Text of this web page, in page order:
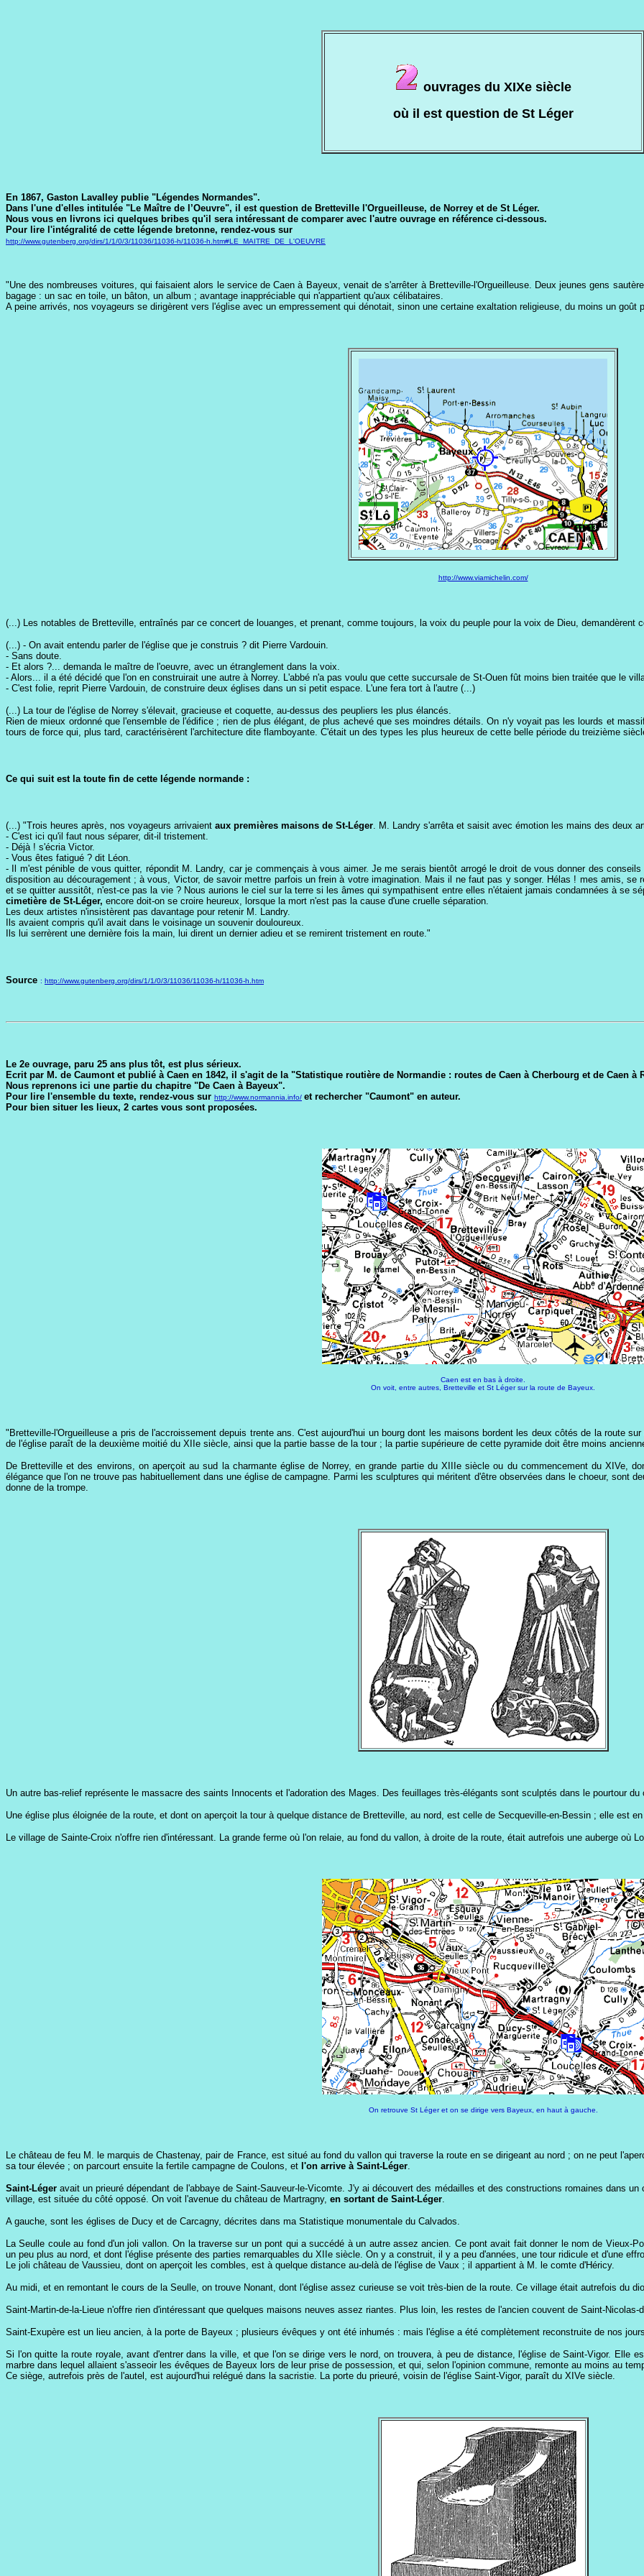
ouvrages du XIXe siècle
où il est question de St Léger
En 1867, Gaston Lavalley publie "Légendes Normandes".
Dans l'une d'elles intitulée "Le Maître de l’Oeuvre", il est question de Bretteville l'Orgueilleuse, de Norrey et de St Léger.
Nous vous en livrons ici quelques bribes qu'il sera intéressant de comparer avec l'autre ouvrage en référence ci-dessous.
Pour lire l'intégralité de cette légende bretonne, rendez-vous sur
http://www.gutenberg.org/dirs/1/1/0/3/11036/11036-h/11036-h.htm#LE_MAITRE_DE_L'OEUVRE
"Une des nombreuses voitures, qui faisaient alors le service de Caen à Bayeux, venait de s'arrêter à Bretteville-l'Orgueilleuse. Deux jeunes gens
bagage : un sac en toile, un bâton, un album ; avantage inappréciable qui n'appartient qu'aux célibataires.
A peine arrivés, nos voyageurs se dirigèrent vers l'église avec un empressement qui dénotait, sinon une certaine exaltation religieuse, du moins un goût
http://www.viamichelin.com/
(...) Les notables de Bretteville, entraînés par ce concert de louanges, et prenant, comme toujours, la voix du peuple pour la voix de Dieu, demandèrent
(...) - On avait entendu parler de l'église que je construis ? dit Pierre Vardouin.
- Sans doute.
- Et alors ?... demanda le maître de l'oeuvre, avec un étranglement dans la voix.
- Alors... il a été décidé que l'on en construirait une autre à Norrey. L'abbé n'a pas voulu que cette succursale de St-Ouen fût moins bien traitée que le
- C'est folie, reprit Pierre Vardouin, de construire deux églises dans un si petit espace. L'une fera tort à l'autre (...)
(...) La tour de l'église de Norrey s'élevait, gracieuse et coquette, au-dessus des peupliers les plus élancés.
Rien de mieux ordonné que l'ensemble de l'édifice ; rien de plus élégant, de plus achevé que ses moindres détails. On n'y voyait pas les lourds et
tours de force qui, plus tard, caractérisèrent l'architecture dite flamboyante. C'était un des types les plus heureux de cette belle période du treizième
Ce qui suit est la toute fin de cette légende normande :
(...) "Trois heures après, nos voyageurs arrivaient aux premières maisons de St-Léger. M. Landry s'arrêta et saisit avec émotion les mains des deux
- C'est ici qu'il faut nous séparer, dit-il tristement.
- Déjà ! s'écria Victor.
- Vous êtes fatigué ? dit Léon.
- Il m'est pénible de vous quitter, répondit M. Landry, car je commençais à vous aimer. Je me serais bientôt arrogé le droit de vous donner des
disposition au découragement ; à vous, Victor, de savoir mettre parfois un frein à votre imagination. Mais il ne faut pas y songer. Hélas ! mes amis, se
et se quitter aussitôt, n'est-ce pas la vie ? Nous aurions le ciel sur la terre si les âmes qui sympathisent entre elles n'étaient jamais condamnées à se
cimetière de St-Léger, encore doit-on se croire heureux, lorsque la mort n'est pas la cause d'une cruelle séparation.
Les deux artistes n'insistèrent pas davantage pour retenir M. Landry.
Ils avaient compris qu'il avait dans le voisinage un souvenir douloureux.
Ils lui serrèrent une dernière fois la main, lui dirent un dernier adieu et se remirent tristement en route."
Source : http://www.gutenberg.org/dirs/1/1/0/3/11036/11036-h/11036-h.htm
Le 2e ouvrage, paru 25 ans plus tôt, est plus sérieux.
Ecrit par M. de Caumont et publié à Caen en 1842, il s'agit de la "Statistique routière de Normandie : routes de Caen à Cherbourg et de Caen à
Nous reprenons ici une partie du chapitre "De Caen à Bayeux".
Pour lire l'ensemble du texte, rendez-vous sur http://www.normannia.info/ et rechercher "Caumont" en auteur.
Pour bien situer les lieux, 2 cartes vous sont proposées.
Caen est en bas à droite.
On voit, entre autres, Bretteville et St Léger sur la route de Bayeux.
"Bretteville-l'Orgueilleuse a pris de l'accroissement depuis trente ans. C'est aujourd'hui un bourg dont les maisons bordent les deux côtés de la route
de l'église paraît de la deuxième moitié du XIIe siècle, ainsi que la partie basse de la tour ; la partie supérieure de cette pyramide doit être moins
De Bretteville et des environs, on aperçoit au sud la charmante église de Norrey, en grande partie du XIIIe siècle ou du commencement du XIVe,
élégance que l'on ne trouve pas habituellement dans une église de campagne. Parmi les sculptures qui méritent d'être observées dans le choeur, sont
donne de la trompe.
Un autre bas-relief représente le massacre des saints Innocents et l'adoration des Mages. Des feuillages très-élégants sont sculptés dans le pourtour du
Une église plus éloignée de la route, et dont on aperçoit la tour à quelque distance de Bretteville, au nord, est celle de Secqueville-en-Bessin ; elle est
Le village de Sainte-Croix n'offre rien d'intéressant. La grande ferme où l'on relaie, au fond du vallon, à droite de la route, était autrefois une auberge où
On retrouve St Léger et on se dirige vers Bayeux, en haut à gauche.
Le château de feu M. le marquis de Chastenay, pair de France, est situé au fond du vallon qui traverse la route en se dirigeant au nord ; on ne peut
sa tour élevée ; on parcourt ensuite la fertile campagne de Coulons, et l'on arrive à Saint-Léger.
Saint-Légeravait un prieuré dépendant de l'abbaye de Saint-Sauveur-le-Vicomte. J'y ai découvert des médailles et des constructions romaines dans
village, est située du côté opposé. On voit l'avenue du château de Martragny, en sortant de Saint-Léger.
A gauche, sont les églises de Ducy et de Carcagny, décrites dans ma Statistique monumentale du Calvados.
La Seulle coule au fond d'un joli vallon. On la traverse sur un pont qui a succédé à un autre assez ancien. Ce pont avait fait donner le nom de Vieux-
un peu plus au nord, et dont l'église présente des parties remarquables du XIIe siècle. On y a construit, il y a peu d'années, une tour ridicule et d'une
Le joli château de Vaussieu, dont on aperçoit les combles, est à quelque distance au-delà de l'église de Vaux ; il appartient à M. le comte d'Héricy.
Au midi, et en remontant le cours de la Seulle, on trouve Nonant, dont l'église assez curieuse se voit très-bien de la route. Ce village était autrefois du
Saint-Martin-de-la-Lieue n'offre rien d'intéressant que quelques maisons neuves assez riantes. Plus loin, les restes de l'ancien couvent de Saint-Nicolas-
Saint-Exupère est un lieu ancien, à la porte de Bayeux ; plusieurs évêques y ont été inhumés : mais l'église a été complètement reconstruite de nos
Si l'on quitte la route royale, avant d'entrer dans la ville, et que l'on se dirige vers le nord, on trouvera, à peu de distance, l'église de Saint-Vigor. Elle
marbre dans lequel allaient s'asseoir les évêques de Bayeux lors de leur prise de possession, et qui, selon l'opinion commune, remonte au moins au
Ce siège, autrefois près de l'autel, est aujourd'hui relégué dans la sacristie. La porte du prieuré, voisin de l'église Saint-Vigor, paraît du XIVe siècle.